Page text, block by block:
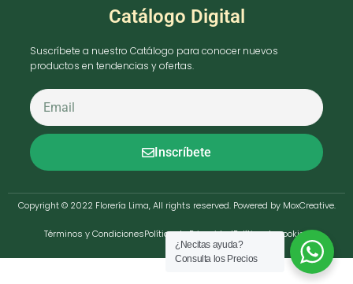
Catálogo Digital
Suscríbete a nuestro Catálogo para conocer nuevos
productos en tendencias y ofertas.
Inscríbete
Copyright © 2022 Florería Lima, All rights reserved. Powered by MoxCreative.
Términos y CondicionesPolítica de PrivacidadPolítica de cookies
¿Necitas ayuda?
Consulta los Precios